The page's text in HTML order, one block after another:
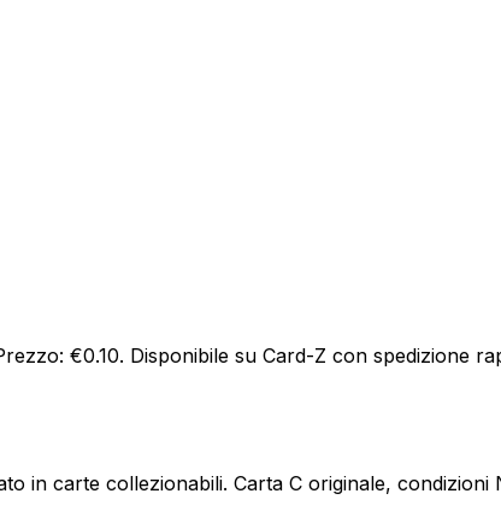
€0.10. Disponibile su Card-Z con spedizione
in carte collezionabili. Carta C originale, condizioni